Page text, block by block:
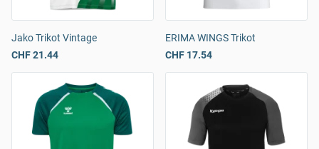
Jako Trikot Vintage
CHF 21.44
ERIMA WINGS Trikot
CHF 17.54